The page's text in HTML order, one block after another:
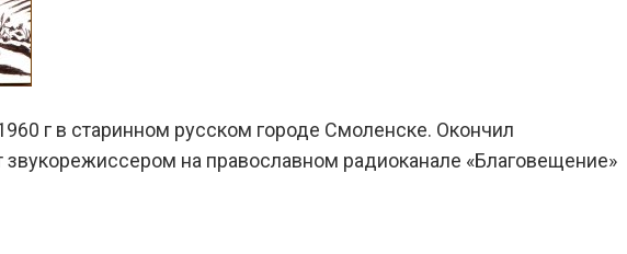
г в старинном русском городе Смоленске. Окончил
на православном радиоканале «Благовещение»